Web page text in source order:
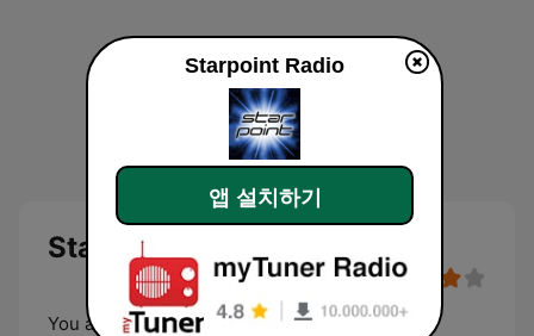
Starpoint Radio
You are never alone with starpoint Radio.
Starpoint Radio
앱 설치하기